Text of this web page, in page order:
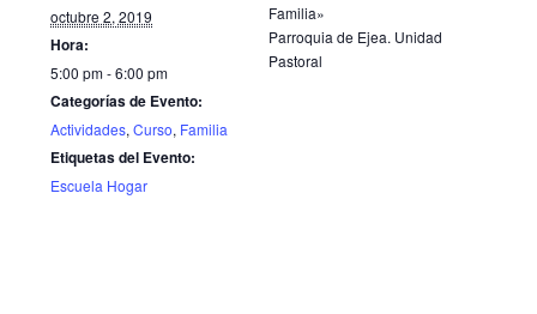
octubre 2, 2019
Hora:
5:00 pm - 6:00 pm
Categorías de Evento:
Actividades,Curso, Familia
Etiquetas del Evento:
Escuela Hogar
Familia»
Parroquia de Ejea. Unidad
Pastoral